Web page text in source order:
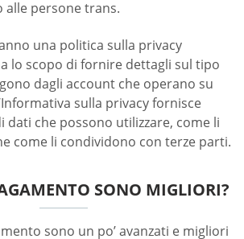
persone trans.
una politica sulla privacy
lo scopo di fornire dettagli sul tipo
dagli account che operano su
sulla privacy fornisce
dati che possono utilizzare, come li
come li condividono con terze parti.
SONO MIGLIORI?
sono un po’ avanzati e migliori